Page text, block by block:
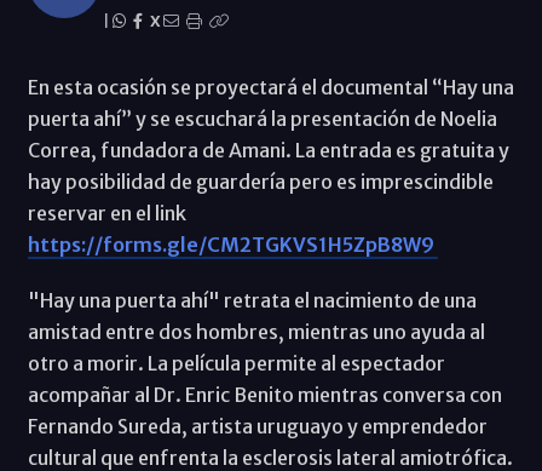
X
En esta ocasión se proyectará el documental “Hay una
puerta ahí” y se escuchará la presentación de Noelia
Correa, fundadora de Amani. La entrada es gratuita y
hay posibilidad de guardería pero es imprescindible
reservar en el link
https://forms.gle/CM2TGKVS1H5ZpB8W9
"Hay una puerta ahí" retrata el nacimiento de una
amistad entre dos hombres, mientras uno ayuda al
otro a morir. La película permite al espectador
acompañar al Dr. Enric Benito mientras conversa con
Fernando Sureda, artista uruguayo y emprendedor
cultural que enfrenta la esclerosis lateral amiotrófica.